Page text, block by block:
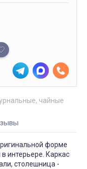
чайные
форме
интерьере. Каркас
столешница -